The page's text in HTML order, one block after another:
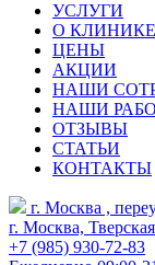
УСЛУГИ
О КЛИНИКЕ
ЦЕНЫ
АКЦИИ
НАШИ
НАШИ
ОТЗЫВЫ
СТАТЬИ
КОНТАКТЫ
г. Москва ,
г. Москва,
+7 (985) 930-72-83